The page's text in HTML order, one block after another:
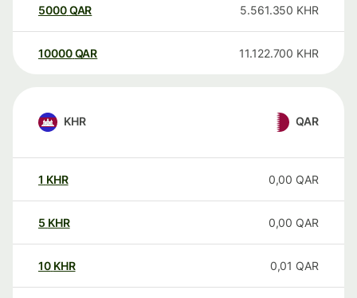
5000QAR 5.561.350 KHR
10000 QAR 11.122.700 KHR
KHR QAR
1 KHR 0,00 QAR
5 KHR 0,00 QAR
10 KHR 0,01 QAR